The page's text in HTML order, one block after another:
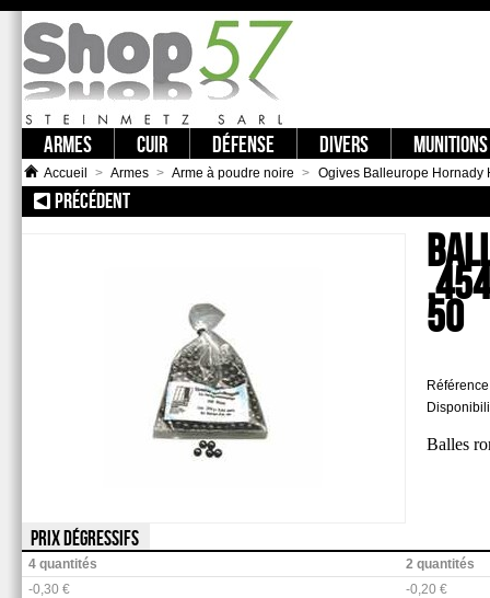
ARMES CUIR DÉFENSE DIVERS MUNITIONS
Accueil > Armes > Arme à poudre noire > Ogives Balleurope Hornady
PRÉCÉDENT:: BALLES RONDES 44 CAL .451 BALLEUROPE SAC DE 50
50
Balles
PRIX DÉGRESSIFS
4 quantités
2 quantités
-0,30 €
-0,20 €